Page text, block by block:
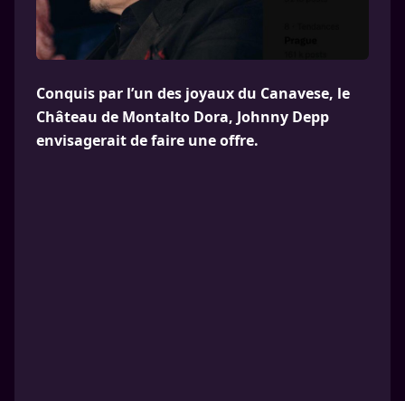
Conquis par l’un des joyaux du Canavese, le
Château de Montalto Dora, Johnny Depp
envisagerait de faire une offre.